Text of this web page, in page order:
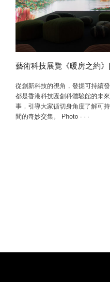
藝術科技展覽《暖房之約
從創新科技的視角，發掘可持續
都是香港科技園創科體驗館的未
事，引導大家循切身角度了解可
間的奇妙交集。 Photo · · ·